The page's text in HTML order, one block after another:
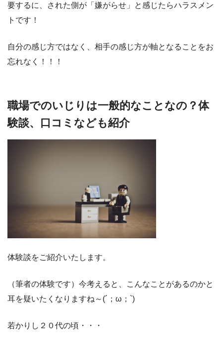
要するに、された側が「嫌がらせ」と感じたらハラスメン
トです！
自分の感じ方ではなく、相手の感じ方が軸となることをお
忘れなく！！！
職場でのいじりは一般的なことなの？体
験談、口コミなども紹介
体験談をご紹介いたします。
（筆者の体験です）今考えると、こんなことがあるのかと
耳を疑いたくなりますね～(´；ω；`)
若かりし２０代の頃・・・